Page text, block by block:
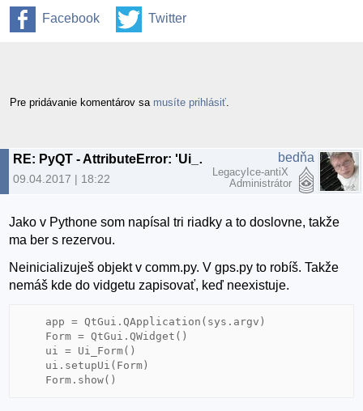
Facebook Twitter
Pre pridávanie komentárov sa musíte prihlásiť
RE: PyQT - AttributeError: 'Ui_Form' object has no attribute 'output_text'
09.04.2017 | 18:22
bedňa
LegacyIce-antiX
Administrátor
Jako v Pythone som napísal tri riadky a to doslovne, takže
ma ber s rezervou.
Neinicializuješ objekt v comm.py. V gps.py to robíš. Takže
nemáš kde do vidgetu zapisovať, keď neexistuje.
    app = QtGui.QApplication(sys.argv)
    Form = QtGui.QWidget()
    ui = Ui_Form()
    ui.setupUi(Form)
    Form.show()